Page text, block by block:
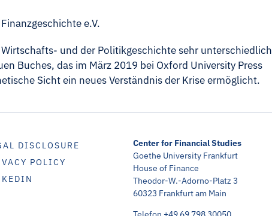
e.V.
und der Politikgeschichte sehr unterschiedlich
Buches, das im März 2019 bei Oxford University Press
Sicht ein neues Verständnis der Krise ermöglicht.
DISCLOSURE
POLICY
Center for Financial Studies
Goethe University Frankfurt
House of Finance
Theodor-W.-Adorno-Platz 3
60323 Frankfurt am Main